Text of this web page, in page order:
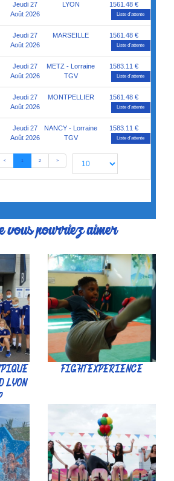
Jeudi 27
Août 2026
LYON 1561.48 €
Liste d'attente
Jeudi 27
Août 2026
MARSEILLE 1561.48 €
Liste d'attente
Jeudi 27
Août 2026
METZ - Lorraine
TGV
1583.11 €
Liste d'attente
Jeudi 27
Août 2026
MONTPELLIER 1561.48 €
Liste d'attente
Jeudi 27
Août 2026
NANCY - Lorraine
TGV
1583.11 €
Liste d'attente
< 1 2 >
vous pourriez aimer
LYON
FIGHT EXPERIENCE